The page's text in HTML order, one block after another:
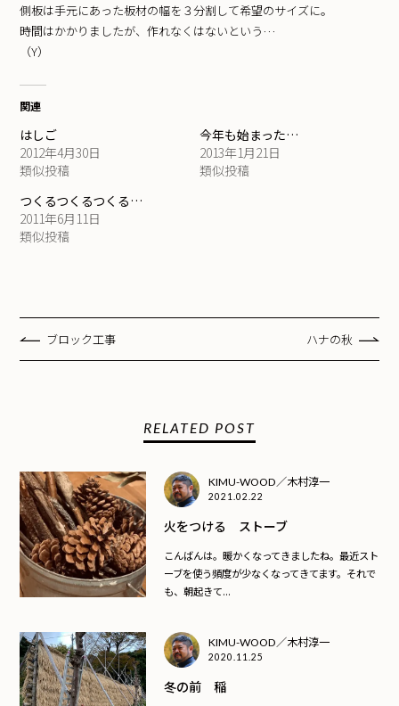
側板は手元にあった板材の幅を３分割して希望のサイズに。
時間はかかりましたが、作れなくはないという…
（Y）
関連
はしご
2012年4月30日
類似投稿
今年も始まった…
2013年1月21日
類似投稿
つくるつくるつくる…
2011年6月11日
類似投稿
ブロック工事 ハナの秋
RELATED POST
KIMU-WOOD／木村淳一
2021.02.22
火をつける ストーブ
こんばんは。暖かくなってきましたね。最近スト
ーブを使う頻度が少なくなってきてます。それで
も、朝起きて...
KIMU-WOOD／木村淳一
2020.11.25
冬の前 稲